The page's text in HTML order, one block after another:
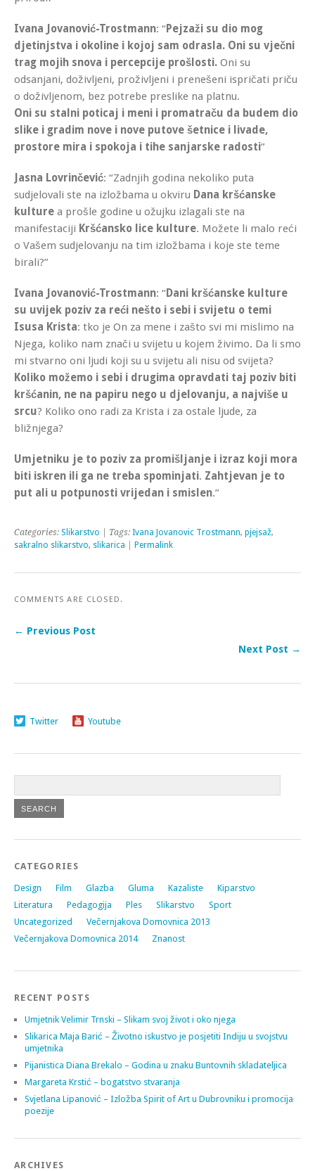
Ivana Jovanović-Trostmann: “Pejzaži su dio mog
djetinjstva i okoline i kojoj sam odrasla. Oni su vječni
trag mojih snova i percepcije prošlosti. Oni su
odsanjani, doživljeni, proživljeni i prenešeni ispričati priču
o doživljenom, bez potrebe preslike na platnu.
Oni su stalni poticaj i meni i promatraču da budem dio
slike i gradim nove i nove putove šetnice i livade,
prostore mira i spokoja i tihe sanjarske radosti”
Jasna Lovrinčević: “Zadnjih godina nekoliko puta
sudjelovali ste na izložbama u okviru Dana kršćanske
kulture a prošle godine u ožujku izlagali ste na
manifestaciji Kršćansko lice kulture. Možete li malo reći
o Vašem sudjelovanju na tim izložbama i koje ste teme
birali?”
Ivana Jovanović-Trostmann: “Dani kršćanske kulture
su uvijek poziv za reći nešto i sebi i svijetu o temi
Isusa Krista: tko je On za mene i zašto svi mi mislimo na
Njega, koliko nam znači u svijetu u kojem živimo. Da li smo
mi stvarno oni ljudi koji su u svijetu ali nisu od svijeta?
Koliko možemo i sebi i drugima opravdati taj poziv biti
kršćanin, ne na papiru nego u djelovanju, a najviše u
srcu? Koliko ono radi za Krista i za ostale ljude, za
bližnjega?
Umjetniku je to poziv za promišljanje i izraz koji mora
biti iskren ili ga ne treba spominjati. Zahtjevan je to
put ali u potpunosti vrijedan i smislen.”
Categories: Slikarstvo | Tags: Ivana Jovanovic Trostmann, pjejsaž,
sakralno slikarstvo, slikarica Permalink
COMMENTS ARE CLOSED.
← Previous Post
Next Post →
Twitter Youtube
CATEGORIES
Design Film Glazba Gluma Kazaliste
Kiparstvo
Literatura
Pedagogija Ples Slikarstvo
Sport
Uncategorized
Večernjakova Domovnica 2013
Večernjakova Domovnica 2014
Znanost
RECENT POSTS
Umjetnik Velimir Trnski – Slikam svoj život i oko njega
Slikarica Maja Barić – Životno iskustvo je posjetiti Indiju u svojstvu
umjetnika
Pijanistica Diana Brekalo – Godina u znaku Buntovnih skladateljica
Margareta Krstić – bogatstvo stvaranja
Svjetlana Lipanović – Izložba Spirit of Art u Dubrovniku i promocija
poezije
ARCHIVES